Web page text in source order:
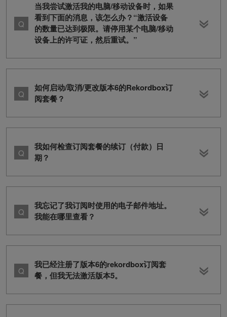
当我尝试激活我的电脑/移动设备时，如果
看到下面的消息，该怎么办？“激活设备
的数量已达到极限。请停用某个电脑/移动
设备上的许可证，然后重试。”
如何启动/取消/更改版本6的Rekordbox订
阅套餐？
我如何检查订阅套餐的续订（付款）日
期？
我忘记了我订阅时使用的电子邮件地址。
我能在哪里查看？
我已经注册了版本6的rekordbox订阅套
餐，但我无法激活版本5。